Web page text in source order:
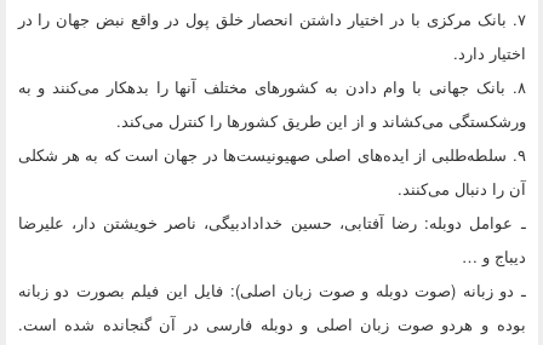
۷. بانک‌ مرکزی با در اختیار داشتن انحصار خلق پول در واقع نبض جهان را در
اختیار دارد.
۸. بانک جهانی با وام دادن به کشورهای مختلف آنها را بدهکار می‌کنند و به
ورشکستگی می‌کشاند و از این طریق کشورها را کنترل می‌کند.
۹. سلطه‌طلبی از ایده‌های اصلی صهیونیست‌ها در جهان است که به هر شکلی
آن را دنبال می‌کنند.
ـ عوامل دوبله: رضا آفتابی، حسین خدادادبیگی، ناصر خویشتن دار، علیرضا
دیباج و …
ـ دو زبانه (صوت دوبله و صوت زبان اصلی): فایل این فیلم بصورت دو زبانه
بوده و هردو صوت زبان اصلی و دوبله فارسی در آن گنجانده شده است.